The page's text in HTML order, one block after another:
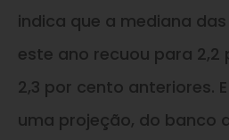
indica que a mediana
este ano recuou para
2,3 por cento anteriores.
uma projeção, do banco